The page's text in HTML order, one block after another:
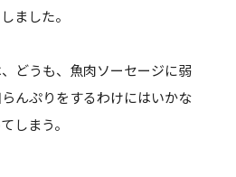
ました。
どうも、魚肉ソーセージに弱
んぷりをするわけにはいかな
しまう。